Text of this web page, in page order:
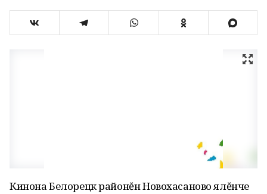
Кинона Белорецк районĕн Новохасаново ялĕнче